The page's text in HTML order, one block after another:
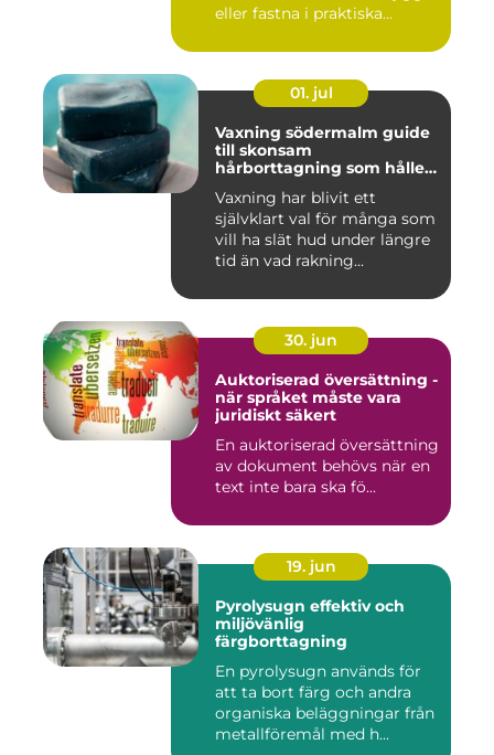
eller fastna i praktiska...
01. jul
Vaxning södermalm guide
till skonsam
hårborttagning som håller
Vaxning har blivit ett
självklart val för många som
vill ha slät hud under längre
tid än vad rakning...
30. jun
Auktoriserad översättning -
när språket måste vara
juridiskt säkert
En auktoriserad översättning
av dokument behövs när en
text inte bara ska fö...
19. jun
Pyrolysugn effektiv och
miljövänlig
färgborttagning
En pyrolysugn används för
att ta bort färg och andra
organiska beläggningar från
metallföremål med h...